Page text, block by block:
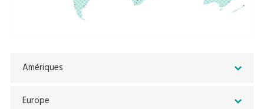
Amériques
Europe